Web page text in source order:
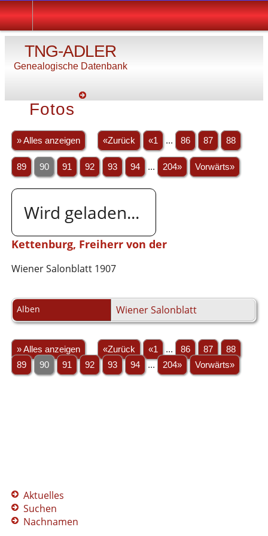
TNG-ADLER
Genealogische Datenbank
Fotos
» Alles anzeigen «Zurück «1 ... 86 87 88
89 90 91 92 93 94 ... 204» Vorwärts»
Wird geladen...
Kettenburg, Freiherr von der
Wiener Salonblatt 1907
Alben Wiener Salonblatt
» Alles anzeigen «Zurück «1 ... 86 87
88
89
90 91 92 93 94 ... 204» Vorwärts»
Aktuelles
Suchen
Nachnamen